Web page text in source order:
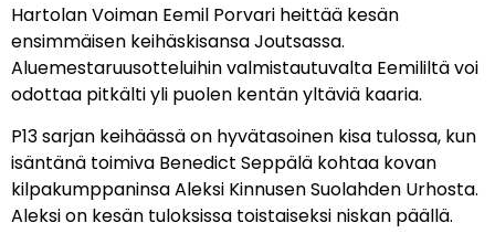
Hartolan Voiman Eemil Porvari heittää kesän
ensimmäisen keihäskisansa Joutsassa.
Aluemestaruusotteluihin valmistautuvalta Eemililtä voi
odottaa pitkälti yli puolen kentän yltäviä kaaria.
P13 sarjan keihäässä on hyvätasoinen kisa tulossa, kun
isäntänä toimiva Benedict Seppälä kohtaa kovan
kilpakumppaninsa Aleksi Kinnusen Suolahden Urhosta.
Aleksi on kesän tuloksissa toistaiseksi niskan päällä.